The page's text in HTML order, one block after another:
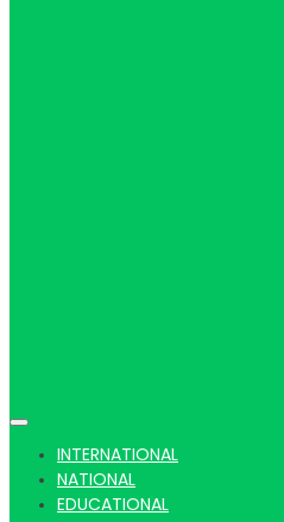
news |
INTERNATIONAL
NATIONAL
EDUCATIONAL